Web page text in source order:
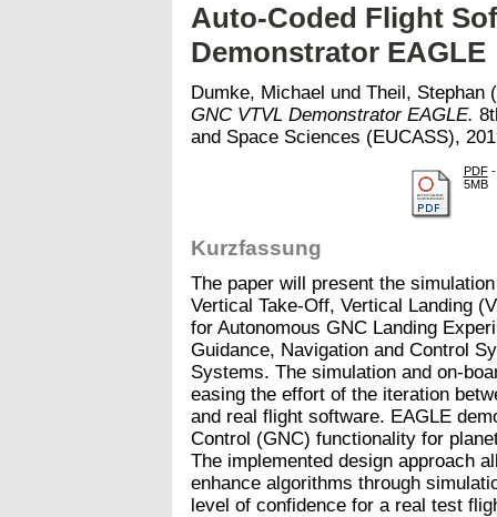
Auto-Coded Flight
Demonstrator EAGLE
Dumke, Michael und Theil, Stephan
GNC VTVL Demonstrator EAGLE.
and Space Sciences (EUCASS),
PDF-
5MB
Kurzfassung
The paper will present the
Vertical Take-Off, Vertical Landing
for Autonomous GNC Landing
Guidance, Navigation and Control
Systems. The simulation and on-
easing the effort of the iteration
and real flight software. EAGLE
Control (GNC) functionality for
The implemented design approach
enhance algorithms through
level of confidence for a real test